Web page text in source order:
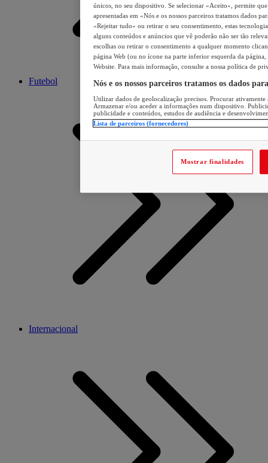
Futebol
Internacional
únicos, no seu dispositivo. Se selecionar «Aceito», permite
apresentadas em «Nós e os nossos parceiros tratamos dados
«Rejeitar tudo» ou retirar o seu consentimento, estas
alguns conteúdos e anúncios que vê poderão não ser tão
escolhas ou retirar o consentimento a qualquer momento
página Web (ou no ícone na parte inferior esquerda da página,
Website. Para mais informação, consulte a nossa política de
Nós e os nossos parceiros tratamos os dados
Utilizar dados de geolocalização precisos. Procurar
Armazenar e/ou aceder a informações num dispositivo.
publicidade e conteúdos, estudos de audiência e
Lista de parceiros (fornecedores)
Mostrar finalidades